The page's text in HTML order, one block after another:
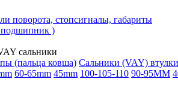
поворота, стопсигналы, габариты
подшипник )
сальники
(пальца ковша) Сальники (VAY) втулки
60-65mm 45mm 100-105-110 90-95MM